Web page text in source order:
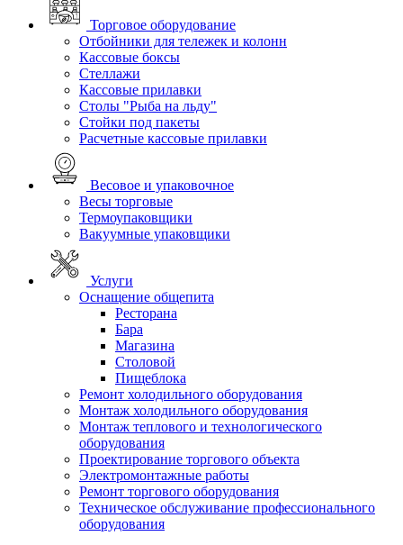
Торговое оборудование
Отбойники для тележек и колонн
Кассовые боксы
Стеллажи
Кассовые прилавки
Столы "Рыба на льду"
Стойки под пакеты
Расчетные кассовые прилавки
Весовое и упаковочное
Весы торговые
Термоупаковщики
Вакуумные упаковщики
Услуги
Оснащение общепита
Ресторана
Бара
Магазина
Столовой
Пищеблока
Ремонт холодильного оборудования
Монтаж холодильного оборудования
Монтаж теплового и технологического
оборудования
Проектирование торгового объекта
Электромонтажные работы
Ремонт торгового оборудования
Техническое обслуживание профессионального
оборудования